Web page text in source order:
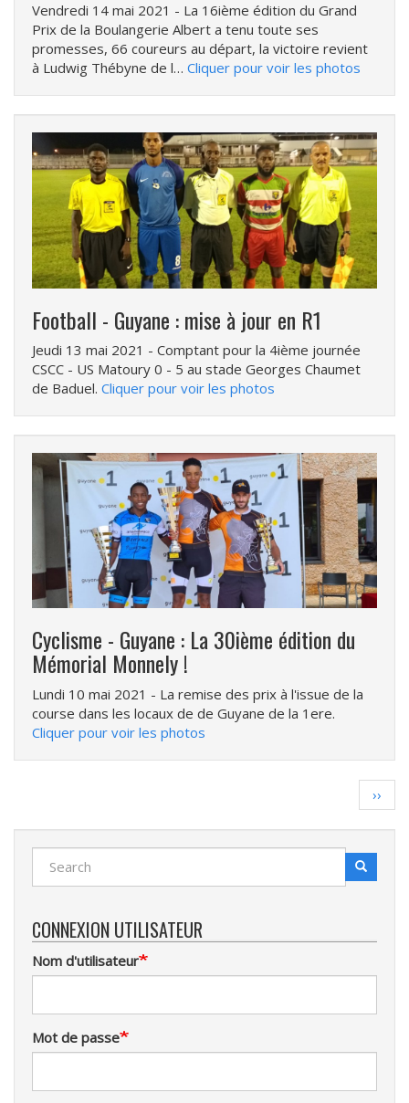
Vendredi 14 mai 2021 - La 16ième édition du Grand
Prix de la Boulangerie Albert a tenu toute ses
promesses, 66 coureurs au départ, la victoire revient
à Ludwig Thébyne de l… Cliquer pour voir les photos
Football - Guyane : mise à jour en R1
Jeudi 13 mai 2021 - Comptant pour la 4ième journée
CSCC - US Matoury 0 - 5 au stade Georges Chaumet
de Baduel. Cliquer pour voir les photos
Cyclisme - Guyane : La 30ième édition du
Mémorial Monnely !
Lundi 10 mai 2021 - La remise des prix à l'issue de la
course dans les locaux de de Guyane de la 1ere.
Cliquer pour voir les photos
Page
››
Recherche Search
CONNEXION UTILISATEUR
Nom d'utilisateur
Mot de passe